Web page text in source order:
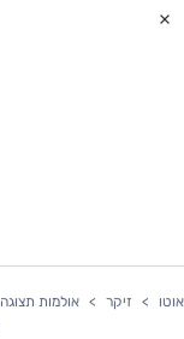
אוטו זיקר אולמות תצוגה